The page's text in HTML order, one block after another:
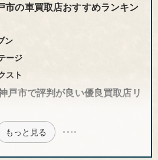
市の車買取店おすすめランキン
ン
ージ
スト
戸市で評判が良い優良買取店リ
もっと見る